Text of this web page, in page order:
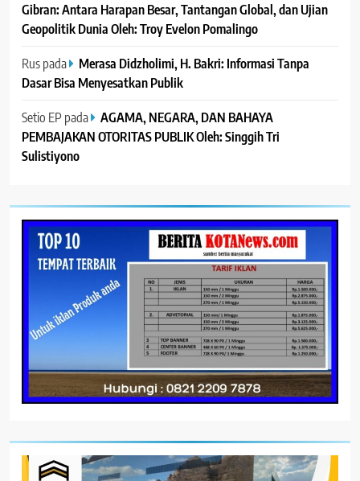
Gibran: Antara Harapan Besar, Tantangan Global, dan Ujian
Geopolitik Dunia Oleh: Troy Evelon Pomalingo
Ruspada
Merasa Didzholimi, H. Bakri: Informasi Tanpa
Dasar Bisa Menyesatkan Publik
Setio EP pada
AGAMA, NEGARA, DAN BAHAYA
PEMBAJAKAN OTORITAS PUBLIK Oleh: Singgih Tri
Sulistiyono